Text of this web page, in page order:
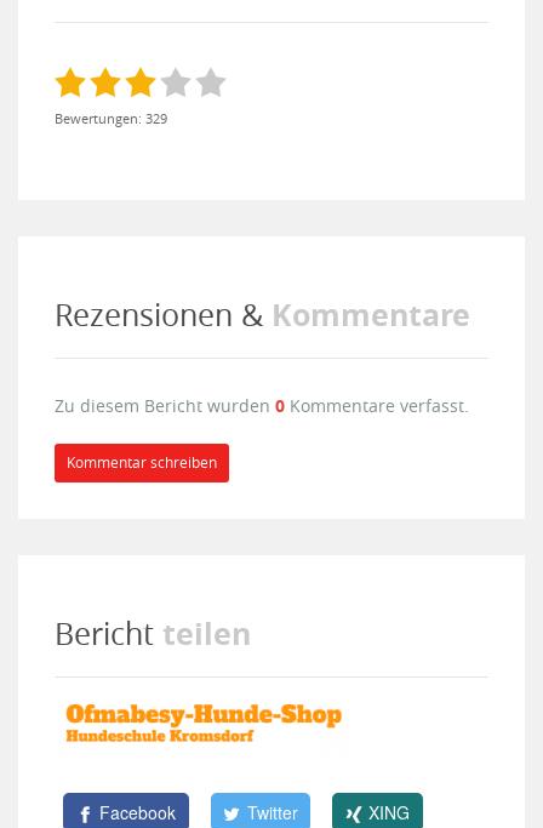
Bewertungen: 329
Rezensionen & Kommentare
Zu diesem Bericht wurden 0 Kommentare verfasst.
Kommentar schreiben
Bericht teilen
Facebook Twitter XING